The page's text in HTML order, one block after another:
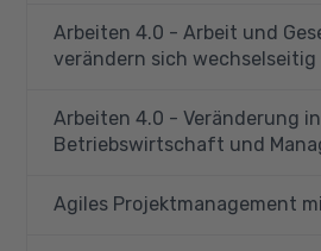
Arbeiten 4.0 - Arbeit und
verändern sich wechselseitig
Arbeiten 4.0 - Veränderung in
Betriebswirtschaft und
Agiles Projektmanagement